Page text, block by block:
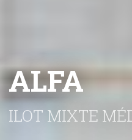
ALFA
ILOT MIXTE